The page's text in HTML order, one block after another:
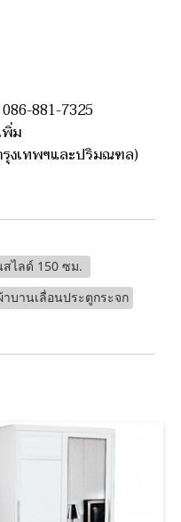
881-7325
พิ่ม
งเทพฯและปริมณฑล)
สไลด์ 150 ซม.
าบานเลื่อนประตูกระจก